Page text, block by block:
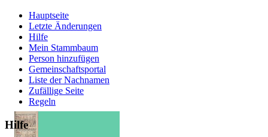
Hauptseite
Letzte Änderungen
Hilfe
Mein Stammbaum
Person hinzufügen
Gemeinschafts­portal
Liste der Nachnamen
Zufällige Seite
Regeln
Hilfe